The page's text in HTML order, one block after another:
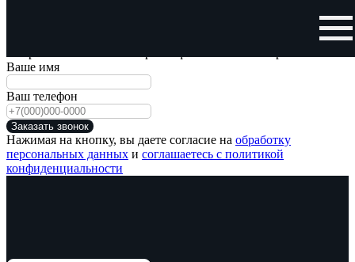
Ваше имя
Ваш телефон
Заказать звонок
Нажимая на кнопку, вы даете согласие на обработку
персональных данных и соглашаетесь с политикой
конфиденциальности